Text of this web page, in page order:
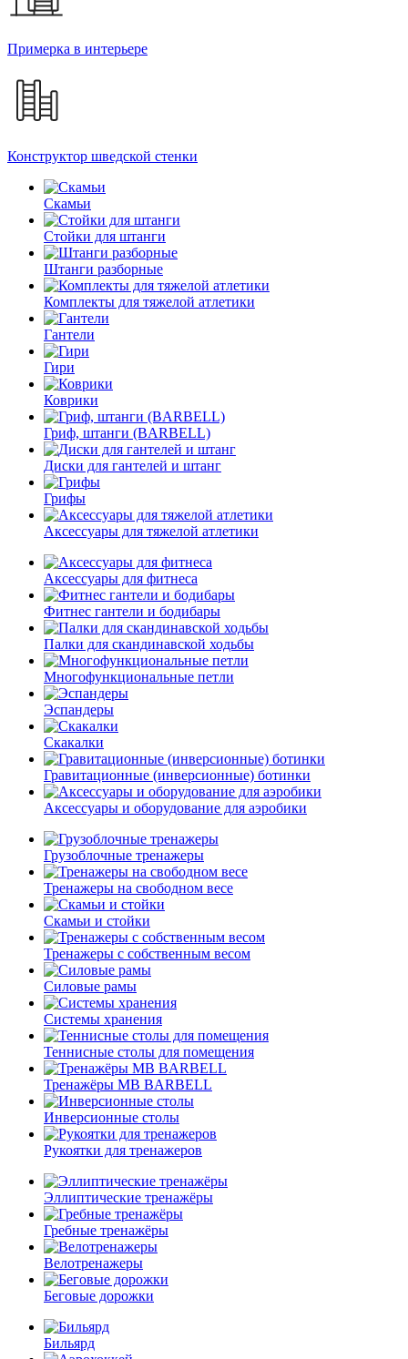
Примерка в интерьере
Конструктор шведской стенки
Скамьи
Стойки для штанги
Штанги разборные
Комплекты для тяжелой атлетики
Гантели
Гири
Коврики
Гриф, штанги (BARBELL)
Диски для гантелей и штанг
Грифы
Аксессуары для тяжелой атлетики
Аксессуары для фитнеса
Фитнес гантели и бодибары
Палки для скандинавской ходьбы
Многофункциональные петли
Эспандеры
Скакалки
Гравитационные (инверсионные) ботинки
Аксессуары и оборудование для аэробики
Грузоблочные тренажеры
Тренажеры на свободном весе
Скамьи и стойки
Тренажеры с собственным весом
Силовые рамы
Системы хранения
Теннисные столы для помещения
Тренажёры MB BARBELL
Инверсионные столы
Рукоятки для тренажеров
Эллиптические тренажёры
Гребные тренажёры
Велотренажеры
Беговые дорожки
Бильярд